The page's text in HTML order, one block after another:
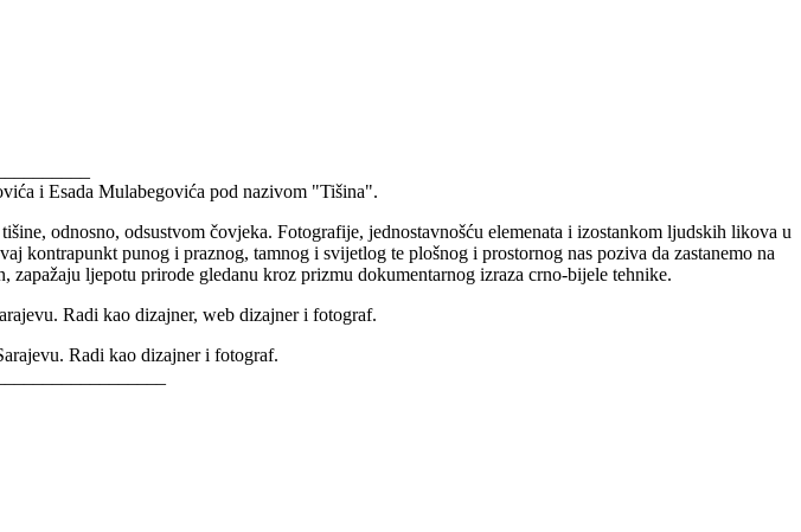
i Esada Mulabegovića pod nazivom "Tišina".
odnosno, odsustvom čovjeka. Fotografije, jednostavnošću elemenata i izostankom ljudskih likova u
kontrapunkt punog i praznog, tamnog i svijetlog te plošnog i prostornog nas poziva da zastanemo na
ljepotu prirode gledanu kroz prizmu dokumentarnog izraza crno-bijele tehnike.
Radi kao dizajner, web dizajner i fotograf.
Radi kao dizajner i fotograf.